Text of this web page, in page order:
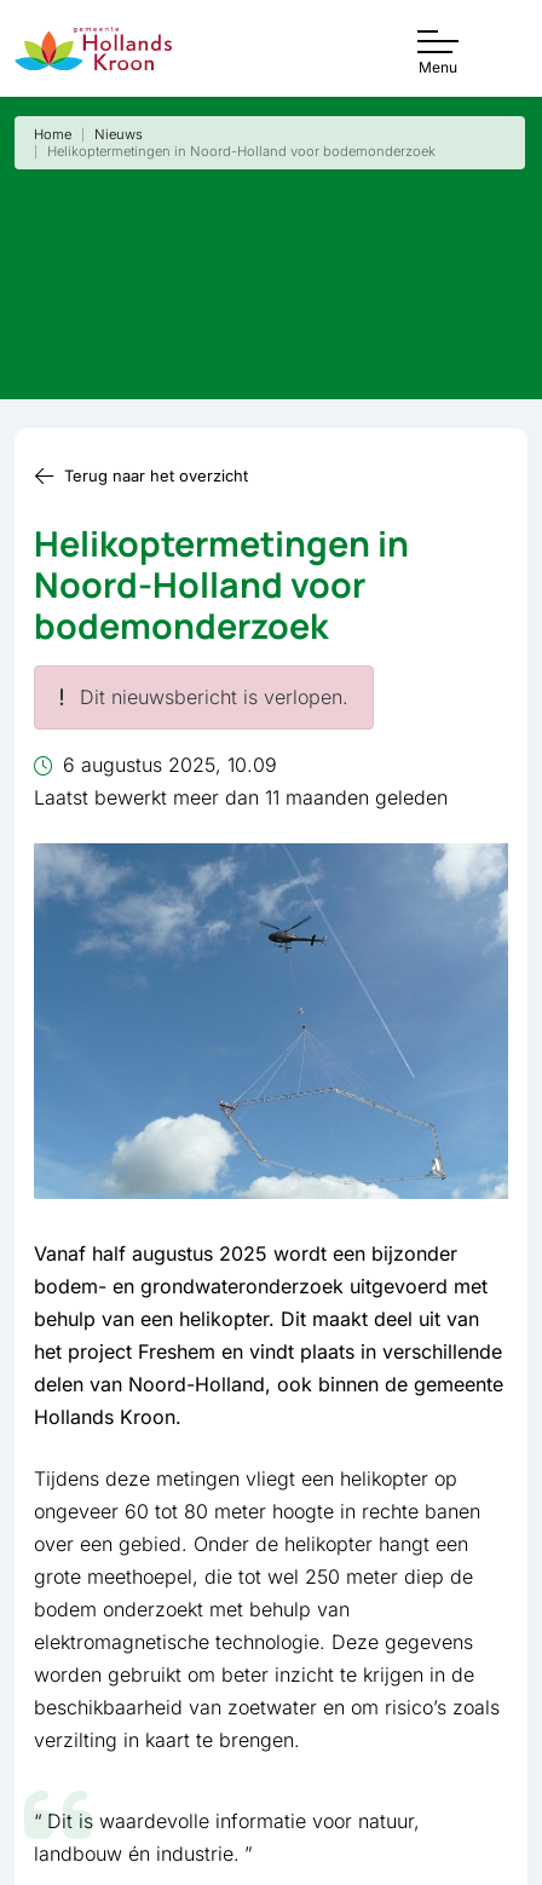
Menu
Home
Nieuws
Helikoptermetingen in Noord-Holland voor bodemonderzoek
Terug naar het overzicht
Helikoptermetingen in
Noord-Holland voor
bodemonderzoek
Dit nieuwsbericht is verlopen.
6 augustus 2025, 10.09
Laatst bewerkt meer dan 11 maanden geleden
Vanaf half augustus 2025 wordt een bijzonder
bodem- en grondwateronderzoek uitgevoerd met
behulp van een helikopter. Dit maakt deel uit van
het project Freshem en vindt plaats in verschillende
delen van Noord-Holland, ook binnen de gemeente
Hollands Kroon.
Tijdens deze metingen vliegt een helikopter op
ongeveer 60 tot 80 meter hoogte in rechte banen
over een gebied. Onder de helikopter hangt een
grote meethoepel, die tot wel 250 meter diep de
bodem onderzoekt met behulp van
elektromagnetische technologie. Deze gegevens
worden gebruikt om beter inzicht te krijgen in de
beschikbaarheid van zoetwater en om risico’s zoals
verzilting in kaart te brengen.
Dit is waardevolle informatie voor natuur,
landbouw én industrie.